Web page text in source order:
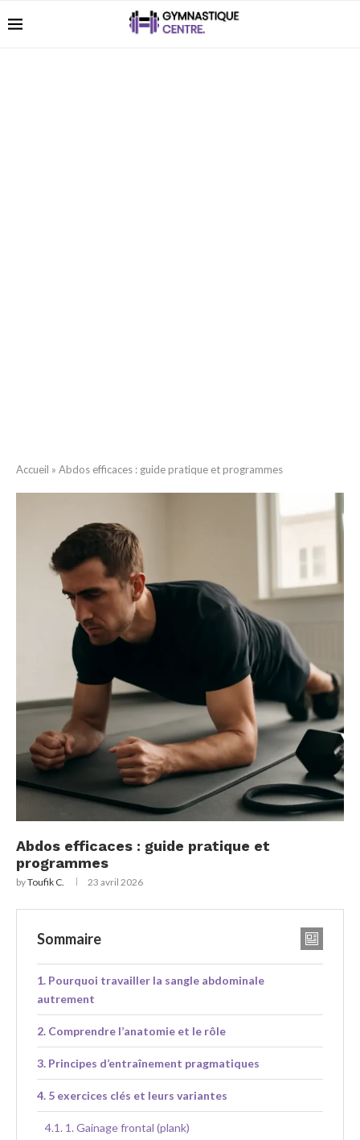
Accueil » Abdos efficaces : guide pratique et programmes
Abdos efficaces : guide pratique et
programmes
byToufik C. 23 avril 2026
Sommaire
Pourquoi travailler la sangle abdominale
autrement
Comprendre l’anatomie et le rôle
Principes d’entraînement pragmatiques
5 exercices clés et leurs variantes
1. Gainage frontal (plank)